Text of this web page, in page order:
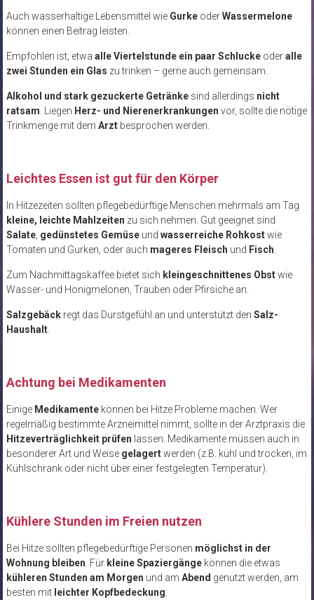
Auch wasserhaltige Lebensmittel wie GurkeoderWassermelone
können einen Beitrag leisten.
Empfohlen ist, etwa alle Viertelstunde ein paar Schluckeoderalle
zwei Stunden ein Glas zu trinken – gerne auch gemeinsam.
Alkohol und stark gezuckerte Getränkesind allerdings nicht
ratsam . Liegen Herz- und Nierenerkrankungen vor, sollte die nötige
Trinkmenge mit dem Arztbesprochen werden.
Leichtes Essen ist gut für den Körper
In Hitzezeiten sollten pflegebedürftige Menschen mehrmals am Tag
kleine, leichte Mahlzeiten zu sich nehmen. Gut geeignet sind
Salate, gedünstetes Gemüseund wasserreiche Rohkostwie
Tomaten und Gurken, oder auch mageres Fleisch und Fisch
Zum Nachmittagskaffee bietet sich kleingeschnittenes Obstwie
Wasser- und Honigmelonen, Trauben oder Pfirsiche an.
Salzgebäckregt das Durstgefühl an und unterstützt den Salz-
Haushalt.
Achtung bei Medikamenten
Einige Medikamentekönnen bei Hitze Probleme machen. Wer
regelmäßig bestimmte Arzneimittel nimmt, sollte in der Arztpraxis die
Hitzeverträglichkeit prüfen lassen. Medikamente müssen auch in
besonderer Art und Weise gelagertwerden (z.B. kühl und trocken, im
Kühlschrank oder nicht über einer festgelegten Temperatur).
Kühlere Stunden im Freien nutzen
Bei Hitze sollten pflegebedürftige Personen möglichst in der
Wohnung bleiben . Für kleine Spaziergängekönnen die etwas
kühleren Stunden am Morgen und am Abend genutzt werden, am
besten mit leichter Kopfbedeckung